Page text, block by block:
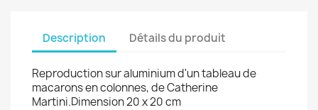
Description Détails du produit
Reproduction sur aluminium d'un tableau de
macarons en colonnes, de Catherine
Martini.Dimension 20 x 20 cm